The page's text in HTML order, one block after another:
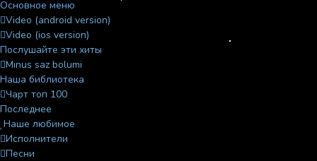
Основное меню
Video (android version)
Video (ios version)
Послушайте эти хиты
Minus saz bolumi
Наша библиотека
Чарт топ 100
Последнее
Наше любимое
Исполнители
Песни